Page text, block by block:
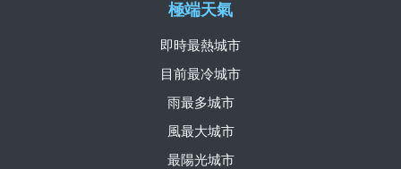
極端天氣
即時最熱城市
目前最冷城市
雨最多城市
風最大城市
最陽光城市